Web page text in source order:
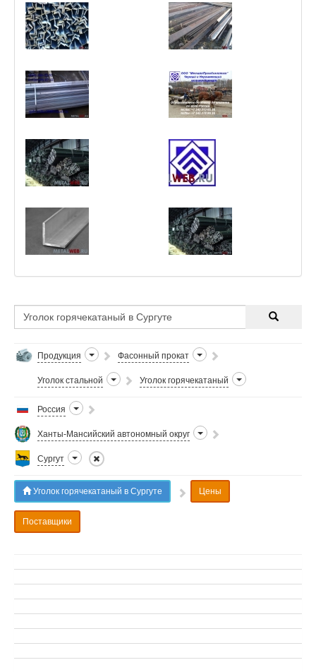
Продукция Фасонный прокат
Уголок стальной Уголок горячекатаный
Россия
Ханты-Мансийский автономный округ
Сургут
Уголок горячекатаный в Сургуте Цены
Поставщики